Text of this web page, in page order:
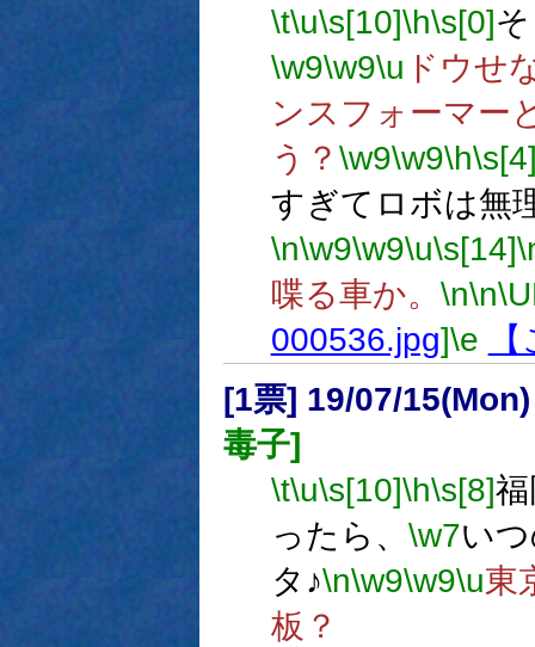
\t\u\s[10]\h\s[0]
\w9\w9\u ドウせ
ンスフォーマー
う？ \w9\w9\h
すぎてロボは無
\n\w9\w9\u\s[14]
喋る車か。 \n\n
000536.jpg]\e
[1票] 19/07/
毒子]
\t\u\s[10]\h\s[8]
ったら、 \w7い
タ♪\n\w9\w9\u東
板？